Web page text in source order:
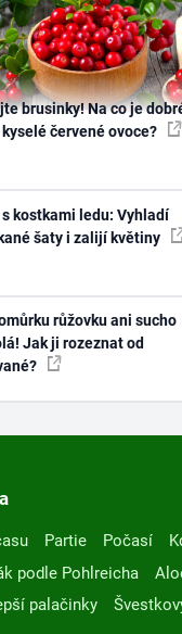
brusinky! Na co je
kyselé červené ovoce?
kostkami ledu: Vyhladí
šaty i zalijí květiny
růžovku ani sucho
Jak ji rozeznat od
Partie Počasí
podle Pohlreicha
palačinky